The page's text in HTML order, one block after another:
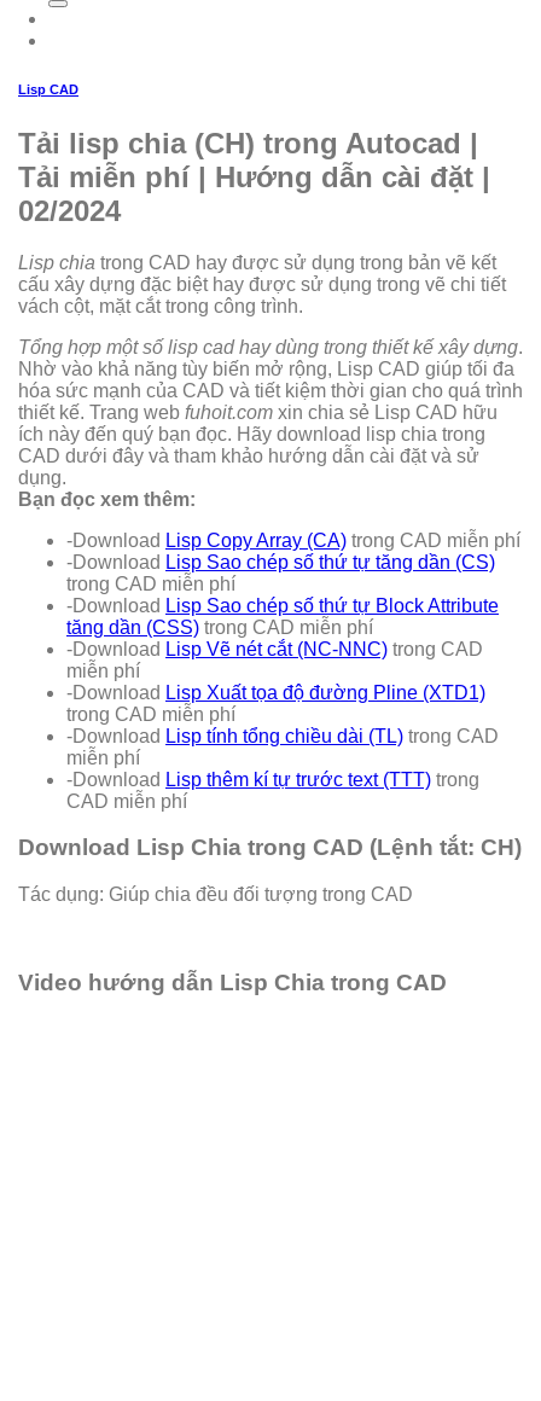
Lisp CAD
Tải lisp chia (CH) trong Autocad |
Tải miễn phí | Hướng dẫn cài đặt |
02/2024
Lisp chia trong CAD hay được sử dụng trong bản vẽ kết
cấu xây dựng đặc biệt hay được sử dụng trong vẽ chi tiết
vách cột, mặt cắt trong công trình.
Tổng hợp một số lisp cad hay dùng trong thiết kế xây dựng.
Nhờ vào khả năng tùy biến mở rộng, Lisp CAD giúp tối đa
hóa sức mạnh của CAD và tiết kiệm thời gian cho quá trình
thiết kế. Trang web fuhoit.com xin chia sẻ Lisp CAD hữu
ích này đến quý bạn đọc. Hãy download lisp chia trong
CAD dưới đây và tham khảo hướng dẫn cài đặt và sử
dụng.
Bạn đọc xem thêm:
-Download Lisp Copy Array (CA) trong CAD miễn phí
-Download Lisp Sao chép số thứ tự tăng dần (CS)
trong CAD miễn phí
-Download Lisp Sao chép số thứ tự Block Attribute
tăng dần (CSS) trong CAD miễn phí
-Download Lisp Vẽ nét cắt (NC-NNC) trong CAD
miễn phí
-Download Lisp Xuất tọa độ đường Pline (XTD1)
trong CAD miễn phí
-Download Lisp tính tổng chiều dài (TL) trong CAD
miễn phí
-Download Lisp thêm kí tự trước text (TTT) trong
CAD miễn phí
Download Lisp Chia trong CAD (Lệnh tắt: CH)
Tác dụng: Giúp chia đều đối tượng trong CAD
Video hướng dẫn Lisp Chia trong CAD